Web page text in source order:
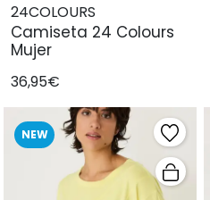
24COLOURS
Camiseta 24 Colours
Mujer
36,95€
NEW